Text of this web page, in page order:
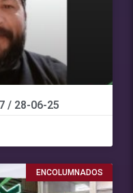
/ 28-06-25
ENCOLUMNADOS